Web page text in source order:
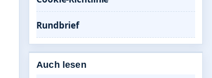
Rundbrief
Auch lesen